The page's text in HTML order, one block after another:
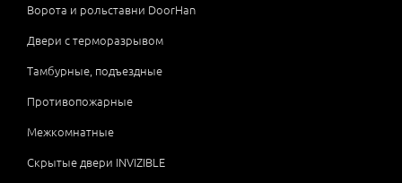
Ворота и рольставни DoorHan
Двери с терморазрывом
Тамбурные, подъездные
Противопожарные
Межкомнатные
Скрытые двери INVIZIBLE